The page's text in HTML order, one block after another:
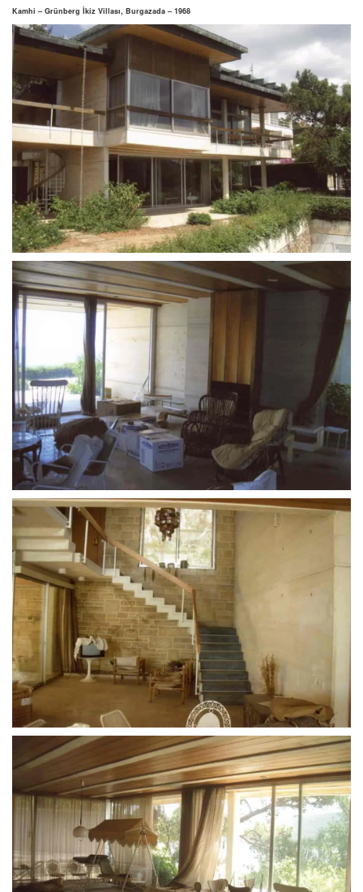
Kamhi – Grünberg İkiz Villası, Burgazada – 1968